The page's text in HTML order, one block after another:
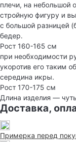
плечи, на небольшой
стройную фигуру и
с большой разницей
бедер.
Рост 160-165 см
при необходимости
укоротив его таким
середина икры.
Рост 170-175 см
Длина изделия —
Доставка,
Примерка перед